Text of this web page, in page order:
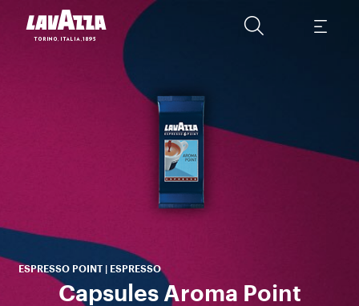
ESPRESSO POINT | ESPRESSO
Capsules Aroma Point